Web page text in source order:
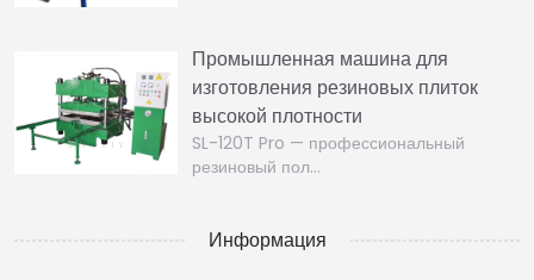
Промышленная машина для
изготовления резиновых плиток
высокой плотности
SL-120T Pro — профессиональный
резиновый пол…
Информация